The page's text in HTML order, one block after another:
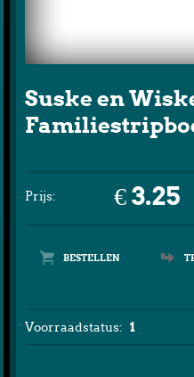
Suske en
Prijs: € 3.25
Voorraadstatus: 1